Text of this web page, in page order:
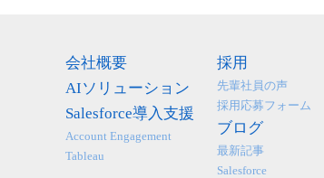
会社概要
AIソリューション
Salesforce導入支援
Account Engagement
Tableau
採用
先輩社員の声
採用応募フォーム
ブログ
最新記事
Salesforce